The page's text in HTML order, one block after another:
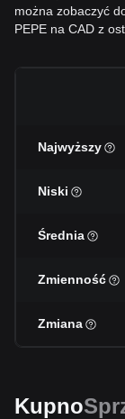
można zobaczyć
PEPE na CAD z
Najwyższy
Niski
Średnia
Zmienność
Zmiana
Kupno